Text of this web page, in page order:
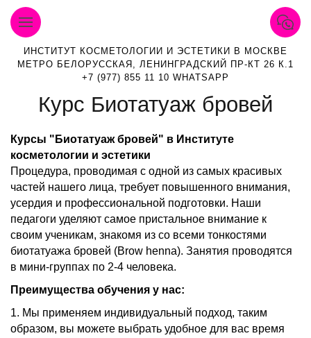
ИНСТИТУТ КОСМЕТОЛОГИИ И ЭСТЕТИКИ В МОСКВЕ
МЕТРО БЕЛОРУССКАЯ, ЛЕНИНГРАДСКИЙ ПР-КТ 26 К.1
+7 (977) 855 11 10 WHATSAPP
Курс Биотатуаж бровей
Курсы "Биотатуаж бровей" в Институте
косметологии и эстетики
Процедура, проводимая с одной из самых красивых
частей нашего лица, требует повышенного внимания,
усердия и профессиональной подготовки. Наши
педагоги уделяют самое пристальное внимание к
своим ученикам, знакомя из со всеми тонкостями
биотатуажа бровей (Brow henna). Занятия проводятся
в мини-группах по 2-4 человека.
Преимущества обучения у нас:
1. Мы применяем индивидуальный подход, таким
образом, вы можете выбрать удобное для вас время